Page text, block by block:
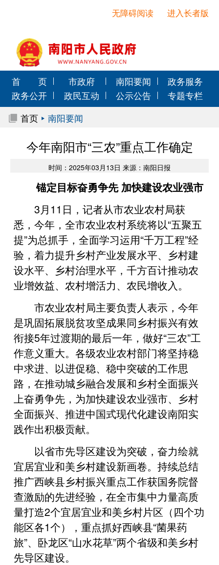
进入长者版
无障碍阅读
首 页 市政府 南阳要闻
政务服务
政务公开
政民互动 公示公告
专题专栏
首页
南阳要闻
今年南阳市“三农”重点工作确定
时间：2025年03月13日 来源：南阳日报
锚定目标奋勇争先 加快建设农业强市
3月11日，记者从市农业农村局获
悉，今年，全市农业农村系统将以“五聚五
提”为总抓手，全面学习运用“千万工程”经
验，着力提升乡村产业发展水平、乡村建
设水平、乡村治理水平，千方百计推动农
业增效益、农村增活力、农民增收入。
市农业农村局主要负责人表示，今年
是巩固拓展脱贫攻坚成果同乡村振兴有效
衔接5年过渡期的最后一年，做好“三农”工
作意义重大。各级农业农村部门将坚持稳
中求进、以进促稳、稳中突破的工作思
路，在推动城乡融合发展和乡村全面振兴
上奋勇争先，为加快建设农业强市、乡村
全面振兴、推进中国式现代化建设南阳实
践作出积极贡献。
以省市先导区建设为突破，奋力绘就
宜居宜业和美乡村建设新画卷。持续总结
推广西峡县乡村振兴重点工作获国务院督
查激励的先进经验，在全市集中力量高质
量打造2个宜居宜业和美乡村片区（四个功
能区各1个），重点抓好西峡县“菌果药
旅”、卧龙区“山水花草”两个省级和美乡村
先导区建设。